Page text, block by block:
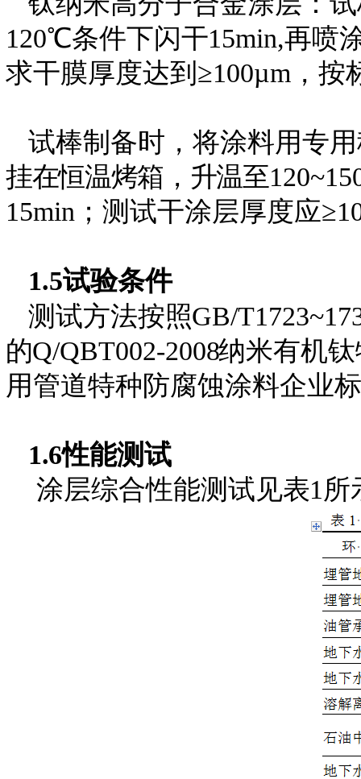
120℃条件下闪干15min,再喷
求干膜厚度达到≥100µm， 按
试棒制备时，将涂料用专
挂在恒温烤箱，升温至
15min；测试干涂层厚度应
1.5试验条件
测试方法按照GB/
的Q/QBT002-2008纳米有机
用管道特种防腐蚀涂料企业
1.6性能测试
涂层综合性能测试见表1所